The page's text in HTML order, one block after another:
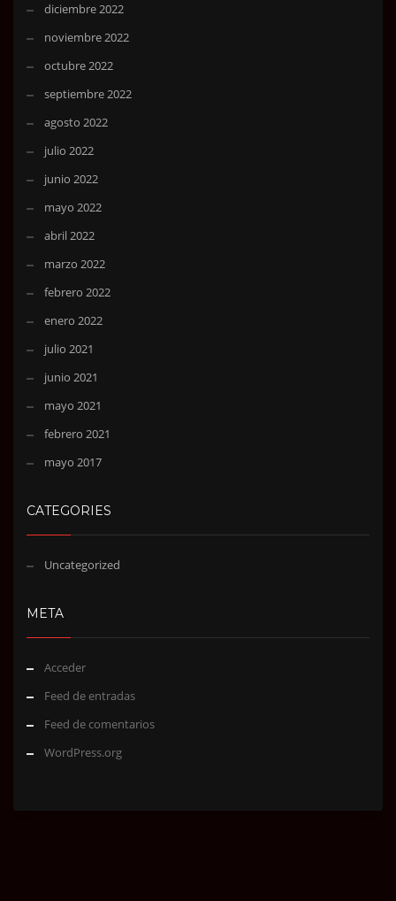
diciembre 2022
noviembre 2022
octubre 2022
septiembre 2022
agosto 2022
julio 2022
junio 2022
mayo 2022
abril 2022
marzo 2022
febrero 2022
enero 2022
julio 2021
junio 2021
mayo 2021
febrero 2021
mayo 2017
CATEGORIES
Uncategorized
META
Acceder
Feed de entradas
Feed de comentarios
WordPress.org